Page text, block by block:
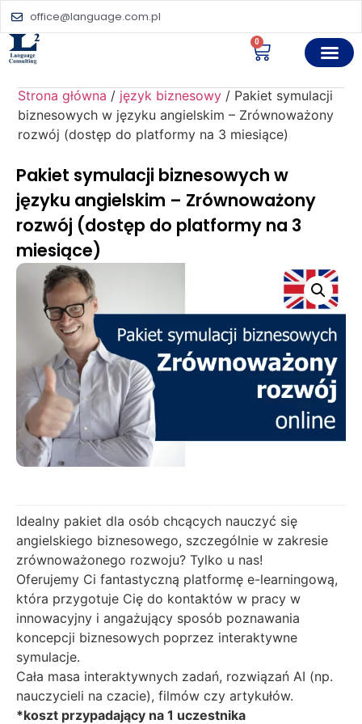
office@language.com.pl
0
Strona główna / język biznesowy / Pakiet symulacji
biznesowych w języku angielskim – Zrównoważony
rozwój (dostęp do platformy na 3 miesiące)
Pakiet symulacji biznesowych w
języku angielskim – Zrównoważony
rozwój (dostęp do platformy na 3
miesiące)
Idealny pakiet dla osób chcących nauczyć się
angielskiego biznesowego, szczególnie w zakresie
zrównoważonego rozwoju? Tylko u nas!
Oferujemy Ci fantastyczną platformę e-learningową,
która przygotuje Cię do kontaktów w pracy w
innowacyjny i angażujący sposób poznawania
koncepcji biznesowych poprzez interaktywne
symulacje.
Cała masa interaktywnych zadań, rozwiązań AI (np.
nauczycieli na czacie), filmów czy artykułów.
*koszt przypadający na 1 uczestnika